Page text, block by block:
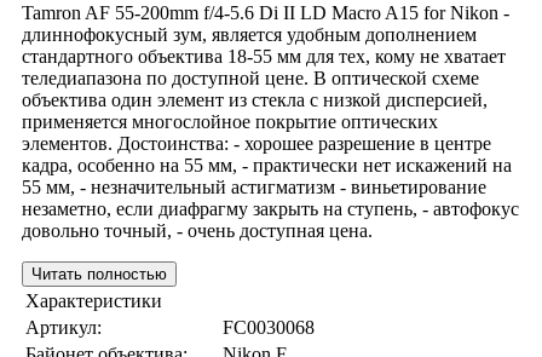
Tamron AF 55-200mm f/4-5.6 Di II LD Macro A15 for Nikon -
длиннофокусный зум, является удобным дополнением
стандартного объектива 18-55 мм для тех, кому не хватает
теледиапазона по доступной цене. В оптической схеме
объектива один элемент из стекла с низкой дисперсией,
применяется многослойное покрытие оптических
элементов. Достоинства: - хорошее разрешение в центре
кадра, особенно на 55 мм, - практически нет искажений на
55 мм, - незначительный астигматизм - виньетирование
незаметно, если диафрагму закрыть на ступень, - автофокус
довольно точный, - очень доступная цена.
Читать полностью
Характеристики
Артикул:
FC0030068